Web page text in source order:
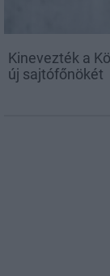
Kinevezték a
új sajtófőnökét